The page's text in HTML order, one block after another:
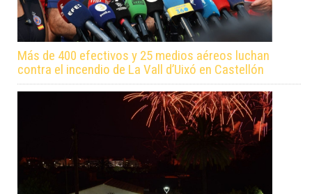
Más de 400 efectivos y 25 medios aéreos luchan
contra el incendio de La Vall d’Uixó en Castellón